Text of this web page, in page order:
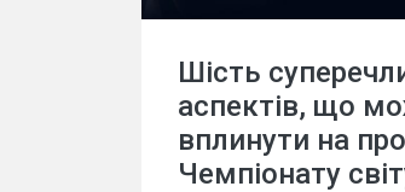
Шість
аспектів, що
вплинути на
Чемпіонату